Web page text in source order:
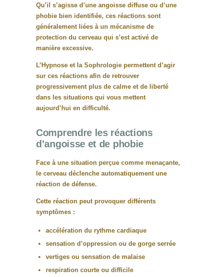
Qu’il s’agisse d’une angoisse diffuse ou d’une
phobie bien identifiée, ces réactions sont
généralement liées à un mécanisme de
protection du cerveau qui s’est activé de
manière excessive.
L’ Hypnose et la Sophrologie permettent d’agir
sur ces réactions afin de retrouver
progressivement plus de calme et de liberté
dans les situations qui vous mettent
aujourd’hui en difficulté.
Comprendre les réactions
d’angoisse et de phobie
Face à une situation perçue comme menaçante,
le cerveau déclenche automatiquement une
réaction de défense.
Cette réaction peut provoquer différents
symptômes :
accélération du rythme cardiaque
sensation d’oppression ou de gorge serrée
vertiges ou sensation de malaise
respiration courte ou difficile